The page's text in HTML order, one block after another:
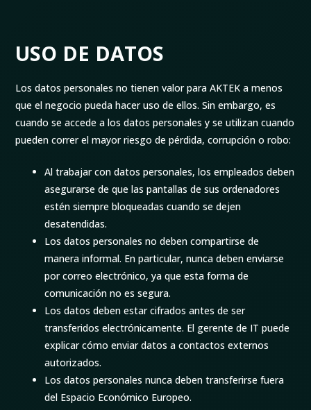
USO DE DATOS
Los datos personales no tienen valor para AKTEK a menos
que el negocio pueda hacer uso de ellos. Sin embargo, es
cuando se accede a los datos personales y se utilizan cuando
pueden correr el mayor riesgo de pérdida, corrupción o robo:
Al trabajar con datos personales, los empleados deben
asegurarse de que las pantallas de sus ordenadores
estén siempre bloqueadas cuando se dejen
desatendidas.
Los datos personales no deben compartirse de
manera informal. En particular, nunca deben enviarse
por correo electrónico, ya que esta forma de
comunicación no es segura.
Los datos deben estar cifrados antes de ser
transferidos electrónicamente. El gerente de IT puede
explicar cómo enviar datos a contactos externos
autorizados.
Los datos personales nunca deben transferirse fuera
del Espacio Económico Europeo.